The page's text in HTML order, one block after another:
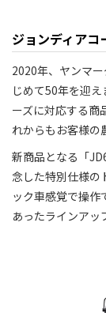
ジョンディアコ
2020年、ヤンマ
じめて50年を迎
ーズに対応する商
れからもお客様の
新商品となる「
念した特別仕様の
ック車感覚で操作
あったラインアッ